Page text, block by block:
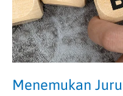
Menemukan
Kepribadian
MBTI